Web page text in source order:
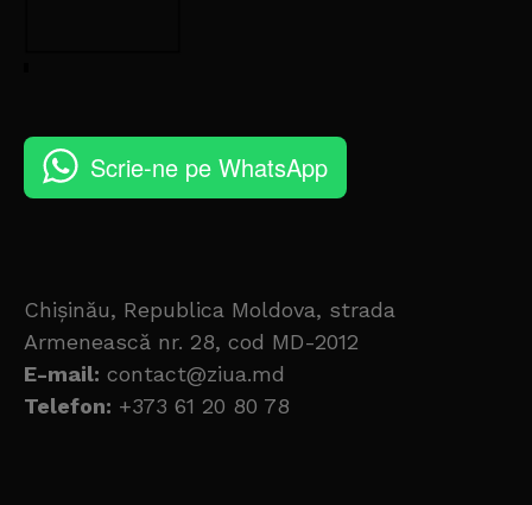
Scrie-ne pe WhatsApp
Chișinău, Republica Moldova, strada
Armenească nr. 28, cod MD-2012
E-mail: contact@ziua.md
Telefon: +373 61 20 80 78